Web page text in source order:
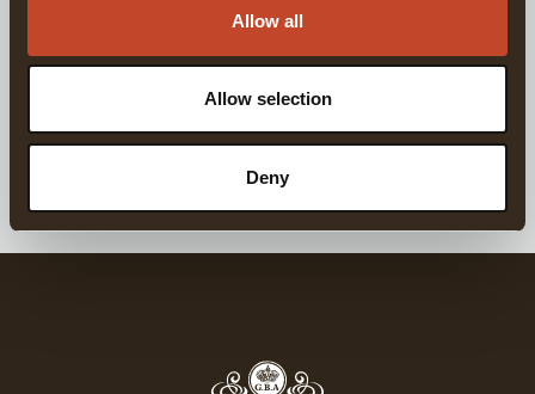
Allow all
Allow selection
Deny
Matchande produkter
GRÄNSFORS VÅRDKIT